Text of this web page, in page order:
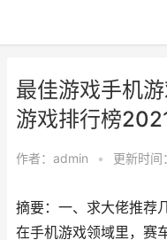
最佳游戏手机
游戏排行榜
作者： admin • 更新时
摘要：一、求大佬推荐
在手机游戏领域里，赛